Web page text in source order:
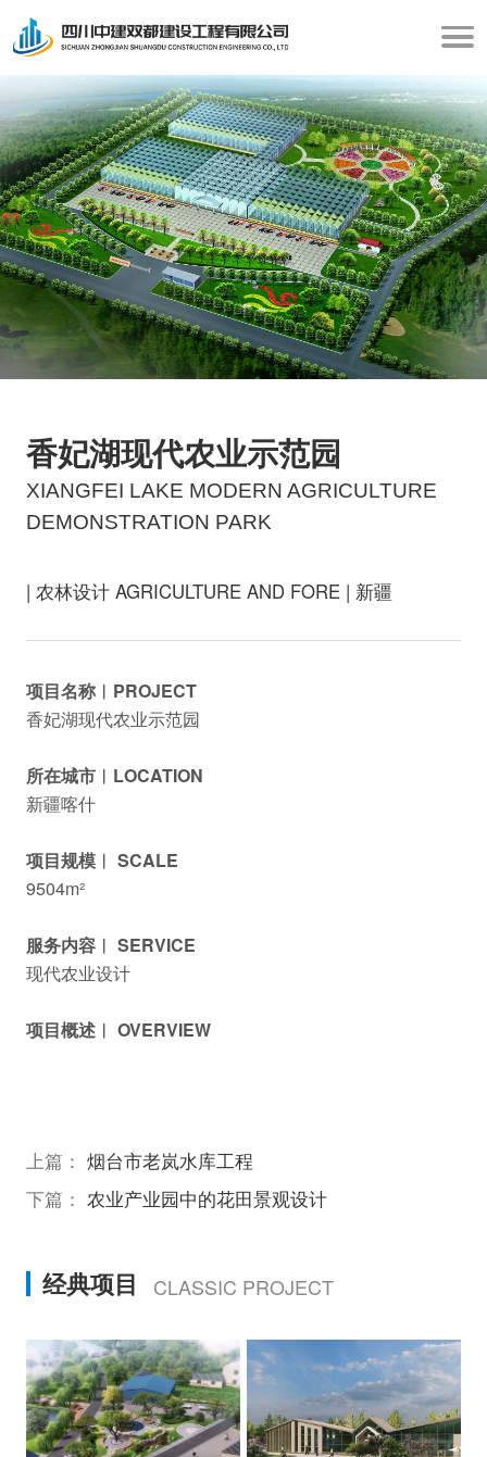
香妃湖现代农业示范园
XIANGFEI LAKE MODERN AGRICULTURE
DEMONSTRATION PARK
| 农林设计 AGRICULTURE AND FORE | 新疆
项目名称︱PROJECT
香妃湖现代农业示范园
所在城市︱LOCATION
新疆喀什
项目规模︱ SCALE
9504m²
服务内容︱ SERVICE
现代农业设计
项目概述︱ OVERVIEW
上篇： 烟台市老岚水库工程
下篇： 农业产业园中的花田景观设计
经典项目 CLASSIC PROJECT